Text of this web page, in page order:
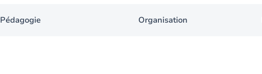
Pédagogie Organisation